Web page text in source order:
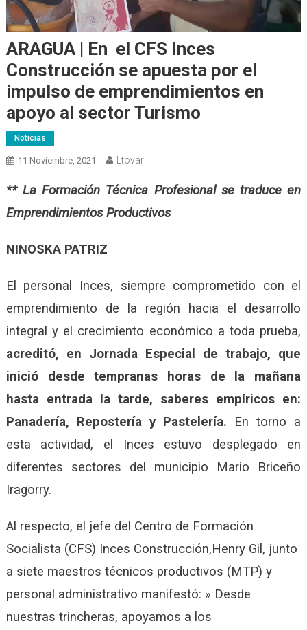
ARAGUA | En el CFS Inces
Construcción se apuesta por el
impulso de emprendimientos en
apoyo al sector Turismo
Noticias
11 Noviembre, 2021 Ltovar
** La Formación Técnica Profesional se traduce en
Emprendimientos Productivos
NINOSKA PATRIZ
El personal Inces, siempre comprometido con el
emprendimiento de la región hacia el desarrollo
integral y el crecimiento económico a toda prueba,
acreditó, en Jornada Especial de trabajo, que
inició desde tempranas horas de la mañana
hasta entrada la tarde, saberes empíricos en:
Panadería, Repostería y Pastelería. En torno a
esta actividad, el Inces estuvo desplegado en
diferentes sectores del municipio Mario Briceño
Iragorry.
Al respecto, el jefe del Centro de Formación
Socialista (CFS) Inces Construcción,Henry Gil, junto
a siete maestros técnicos productivos (MTP) y
personal administrativo manifestó: » Desde
nuestras trincheras, apoyamos a los